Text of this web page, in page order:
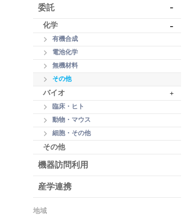
委託 -
化学 -
有機合成
電池化学
無機材料
その他
バイオ +
臨床・ヒト
動物・マウス
細胞・その他
その他
機器訪問利用
産学連携
地域